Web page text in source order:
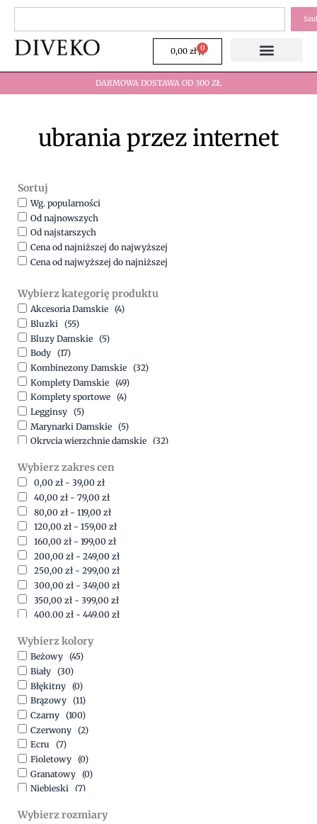
Przejdź
treści
0,00 zł 0
Wózek
DARMOWA DOSTAWA OD 300 ZŁ
ubrania przez internet
Sortuj
Wg. popularności
Od najnowszych
Od najstarszych
Cena od najniższej do najwyższej
Cena od najwyższej do najniższej
Wybierz kategorię produktu
Akcesoria Damskie (4)
Bluzki (55)
Bluzy Damskie (5)
Body (17)
Kombinezony Damskie (32)
Komplety Damskie (49)
Komplety sportowe (4)
Legginsy (5)
Marynarki Damskie (5)
Okrycia wierzchnie damskie (32)
Spodnie (15)
Sukienki (41)
Swetry Damskie (19)
Szorty (7)
Wybierz zakres cen
0,00 zł - 39,00 zł
40,00 zł - 79,00 zł
80,00 zł - 119,00 zł
120,00 zł - 159,00 zł
160,00 zł - 199,00 zł
200,00 zł - 249,00 zł
250,00 zł - 299,00 zł
300,00 zł - 349,00 zł
350,00 zł - 399,00 zł
400,00 zł - 449,00 zł
500,00zł-1500,00
Wybierz kolory
Beżowy (45)
Biały (30)
Błękitny (0)
Brązowy (11)
Czarny (100)
Czerwony (2)
Ecru
(7)
Fioletowy (0)
Granatowy (0)
Niebieski (7)
Pomarańczowy
(2)
Wybierz rozmiary